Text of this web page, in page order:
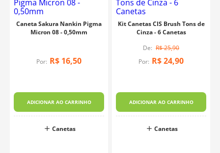
Caneta Sakura Nankin Pigma
Micron 08 - 0,50mm
Por: R$ 16,50
ADICIONAR AO CARRINHO
Canetas
Kit Canetas CIS Brush Tons de
Cinza - 6 Canetas
R$25,90
Por: R$24,90
ADICIONAR AO CARRINHO
Canetas